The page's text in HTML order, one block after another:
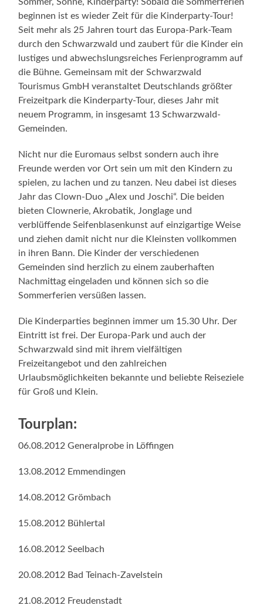
beginnen ist es wieder Zeit für die Kinderparty-Tour!
Seit mehr als 25 Jahren tourt das Europa-Park-Team
durch den Schwarzwald und zaubert für die Kinder ein
lustiges und abwechslungsreiches Ferienprogramm auf
die Bühne. Gemeinsam mit der Schwarzwald
Tourismus GmbH veranstaltet Deutschlands größter
Freizeitpark die Kinderparty-Tour, dieses Jahr mit
neuem Programm, in insgesamt 13 Schwarzwald-
Gemeinden.
Nicht nur die Euromaus selbst sondern auch ihre
Freunde werden vor Ort sein um mit den Kindern zu
spielen, zu lachen und zu tanzen. Neu dabei ist dieses
Jahr das Clown-Duo „Alex und Joschi“. Die beiden
bieten Clownerie, Akrobatik, Jonglage und
verblüffende Seifenblasenkunst auf einzigartige Weise
und ziehen damit nicht nur die Kleinsten vollkommen
in ihren Bann. Die Kinder der verschiedenen
Gemeinden sind herzlich zu einem zauberhaften
Nachmittag eingeladen und können sich so die
Sommerferien versüßen lassen.
Die Kinderparties beginnen immer um 15.30 Uhr. Der
Eintritt ist frei. Der Europa-Park und auch der
Schwarzwald sind mit ihrem vielfältigen
Freizeitangebot und den zahlreichen
Urlaubsmöglichkeiten bekannte und beliebte Reiseziele
für Groß und Klein.
Tourplan:
06.08.2012 Generalprobe in Löffingen
13.08.2012 Emmendingen
14.08.2012 Grömbach
15.08.2012 Bühlertal
16.08.2012 Seelbach
20.08.2012 Bad Teinach-Zavelstein
21.08.2012 Freudenstadt